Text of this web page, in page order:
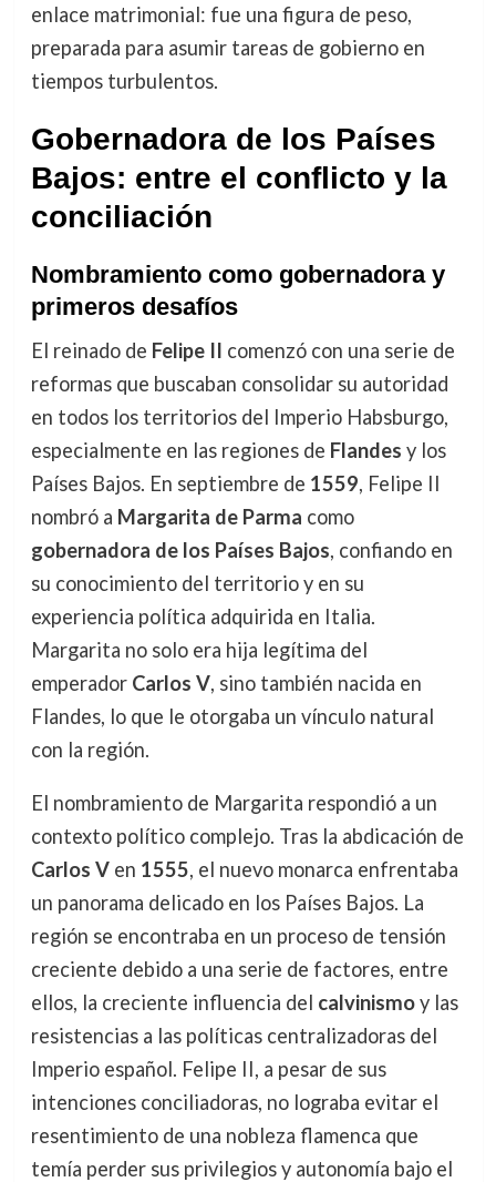
enlace matrimonial: fue una figura de peso,
preparada para asumir tareas de gobierno en
tiempos turbulentos.
Gobernadora de los Países
Bajos: entre el conflicto y la
conciliación
Nombramiento como gobernadora y
primeros desafíos
El reinado de Felipe II comenzó con una serie de
reformas que buscaban consolidar su autoridad
en todos los territorios del Imperio Habsburgo,
especialmente en las regiones de Flandes y los
Países Bajos. En septiembre de 1559, Felipe II
nombró a Margarita de Parma como
gobernadora de los Países Bajos, confiando en
su conocimiento del territorio y en su
experiencia política adquirida en Italia.
Margarita no solo era hija legítima del
emperador Carlos V, sino también nacida en
Flandes, lo que le otorgaba un vínculo natural
con la región.
El nombramiento de Margarita respondió a un
contexto político complejo. Tras la abdicación de
Carlos Ven 1555, el nuevo monarca enfrentaba
un panorama delicado en los Países Bajos. La
región se encontraba en un proceso de tensión
creciente debido a una serie de factores, entre
ellos, la creciente influencia del calvinismoy las
resistencias a las políticas centralizadoras del
Imperio español. Felipe II, a pesar de sus
intenciones conciliadoras, no lograba evitar el
resentimiento de una nobleza flamenca que
temía perder sus privilegios y autonomía bajo el